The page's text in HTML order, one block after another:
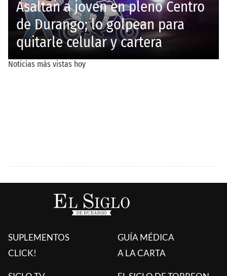
SUPLEMENTOS
CLICK!
GUÍA MÉDICA
A LA CARTA